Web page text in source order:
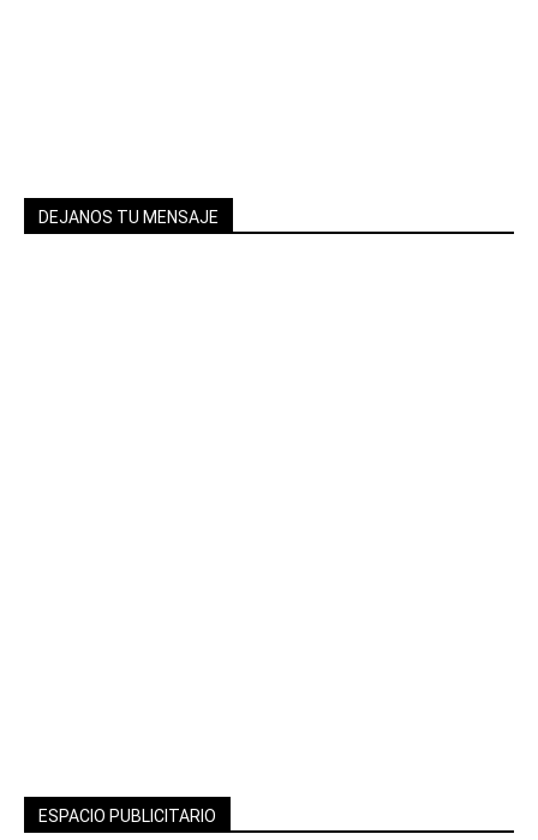
DEJANOS TU MENSAJE
ESPACIO PUBLICITARIO